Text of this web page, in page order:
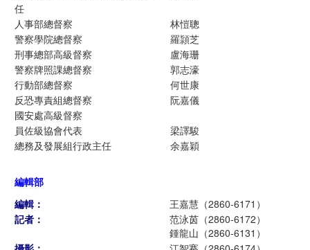
任
人事部總督察
林愷聰
警察學院總督察
羅頴芝
刑事總部高級督察
盧海珊
警察牌照課總督察
郭志濠
行動部總督察
何世康
反恐專責組總督察
阮嘉儀
國安處高級督察
員佐級協會代表
梁譯駿
總務及發展組行政主任
余嘉穎
編輯部
編輯：
王嘉慧（2860-6171）
記者：
范泳茵（2860-6172）
鍾龍山（2860-6131）